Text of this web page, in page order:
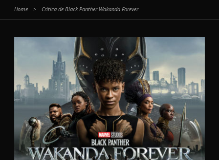
Home > Crítica de Black Panther Wakanda Forever